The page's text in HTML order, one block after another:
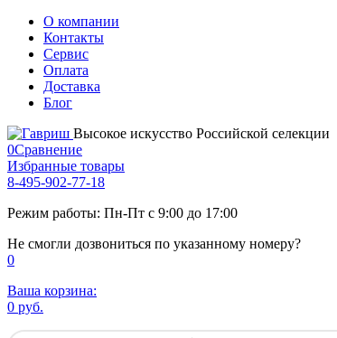
О компании
Контакты
Сервис
Оплата
Доставка
Блог
Высокое искусство Российской селекции
0Сравнение
Избранные товары
8-495-902-77-18
Режим работы: Пн-Пт с 9:00 до 17:00
Не смогли дозвониться по указанному номеру?
0
Ваша корзина:
0 руб.